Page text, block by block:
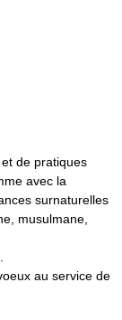
de pratiques
avec la
surnaturelles
musulmane,
au service de